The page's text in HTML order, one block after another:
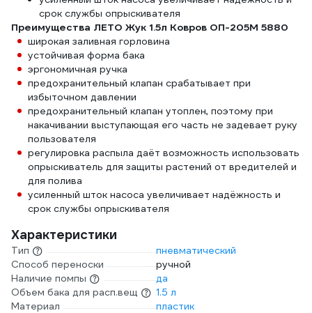
срок службы опрыскивателя
Преимущества ЛЕТО Жук 1.5л Ковров ОП-205М 5880
широкая заливная горловина
устойчивая форма бака
эргономичная ручка
предохранительный клапан срабатывает при
избыточном давлении
предохранительный клапан утоплен, поэтому при
накачивании выступающая его часть не задевает руку
пользователя
регулировка распыла даёт возможность использовать
опрыскиватель для защиты растений от вредителей и
для полива
усиленный шток насоса увеличивает надёжность и
срок службы опрыскивателя
Характеристики
Тип
пневматический
Способ переноски
ручной
Наличие помпы
да
Объем бака для расп.вещ
1.5 л
Материал
пластик